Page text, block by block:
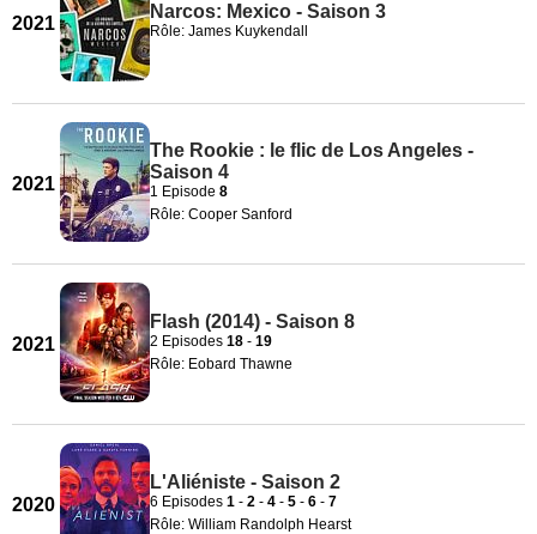
2021
Narcos: Mexico - Saison 3
Rôle: James Kuykendall
2021
The Rookie : le flic de Los Angeles -
Saison 4
1 Episode 8
Rôle: Cooper Sanford
2021
Flash (2014) - Saison 8
2 Episodes 18 - 19
Rôle: Eobard Thawne
2020
L'Aliéniste - Saison 2
6 Episodes 1 - 2 - 4 - 5 - 6 - 7
Rôle: William Randolph Hearst